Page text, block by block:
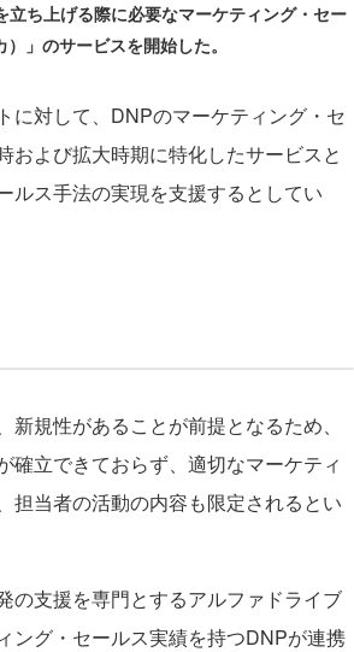
ち上げる際に必要なマーケティング・セー
」のサービスを開始した。
対して、DNPのマーケティング・セ
および拡大時期に特化したサービスと
ルス手法の実現を支援するとしてい
規性があることが前提となるため、
立できておらず、適切なマーケティ
担当者の活動の内容も限定されるとい
支援を専門とするアルファドライブ
ング・セールス実績を持つDNPが連携